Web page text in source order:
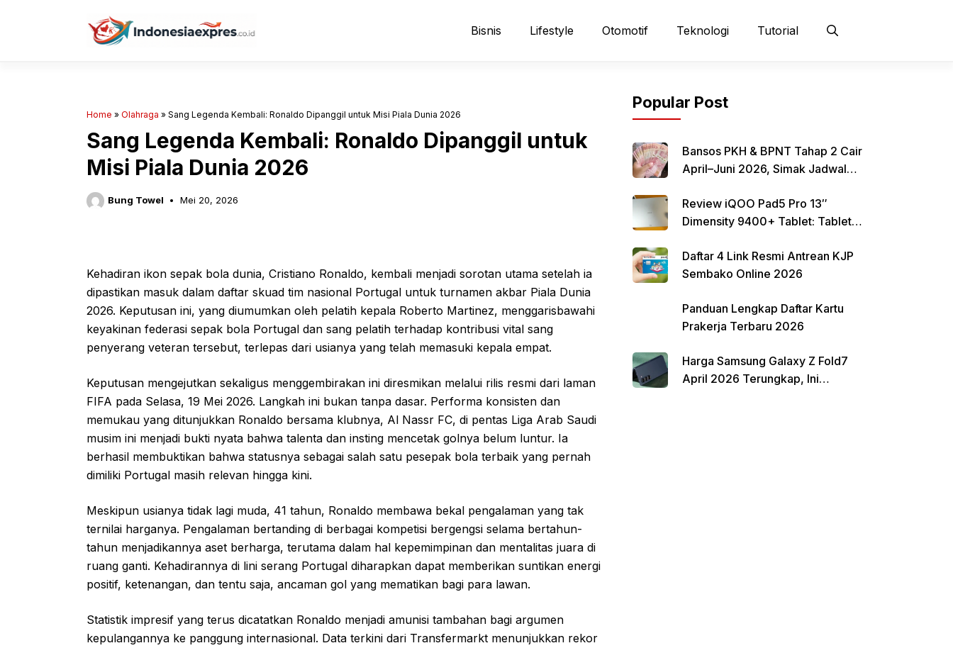
Bisnis Lifestyle Otomotif Teknologi Tutorial
Home » Olahraga » Sang Legenda Kembali: Ronaldo Dipanggil untuk Misi Piala Dunia 2026
Sang Legenda Kembali: Ronaldo Dipanggil untuk
Misi Piala Dunia 2026
Bung Towel Mei 20, 2026
Kehadiran ikon sepak bola dunia, Cristiano Ronaldo, kembali menjadi sorotan utama setelah ia
dipastikan masuk dalam daftar skuad tim nasional Portugal untuk turnamen akbar Piala Dunia
2026. Keputusan ini, yang diumumkan oleh pelatih kepala Roberto Martinez, menggarisbawahi
keyakinan federasi sepak bola Portugal dan sang pelatih terhadap kontribusi vital sang
penyerang veteran tersebut, terlepas dari usianya yang telah memasuki kepala empat.
Keputusan mengejutkan sekaligus menggembirakan ini diresmikan melalui rilis resmi dari laman
FIFA pada Selasa, 19 Mei 2026. Langkah ini bukan tanpa dasar. Performa konsisten dan
memukau yang ditunjukkan Ronaldo bersama klubnya, Al Nassr FC, di pentas Liga Arab Saudi
musim ini menjadi bukti nyata bahwa talenta dan insting mencetak golnya belum luntur. Ia
berhasil membuktikan bahwa statusnya sebagai salah satu pesepak bola terbaik yang pernah
dimiliki Portugal masih relevan hingga kini.
Meskipun usianya tidak lagi muda, 41 tahun, Ronaldo membawa bekal pengalaman yang tak
ternilai harganya. Pengalaman bertanding di berbagai kompetisi bergengsi selama bertahun-
tahun menjadikannya aset berharga, terutama dalam hal kepemimpinan dan mentalitas juara di
ruang ganti. Kehadirannya di lini serang Portugal diharapkan dapat memberikan suntikan energi
positif, ketenangan, dan tentu saja, ancaman gol yang mematikan bagi para lawan.
Statistik impresif yang terus dicatatkan Ronaldo menjadi amunisi tambahan bagi argumen
kepulangannya ke panggung internasional. Data terkini dari Transfermarkt menunjukkan rekor
Popular Post
Bansos PKH & BPNT Tahap 2 Cair
April–Juni 2026, Simak Jadwal
Review iQOO Pad5 Pro 13″
Dimensity 9400+ Tablet: Tablet
9400+ dengan Harga Terjangkau
Daftar 4 Link Resmi Antrean KJP
Sembako Online 2026
Panduan Lengkap Daftar Kartu
Prakerja Terbaru 2026
Harga Samsung Galaxy Z Fold7
April 2026 Terungkap, Ini